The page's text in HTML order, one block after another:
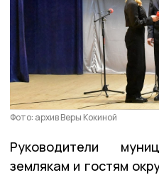
Фото: архив Веры Кокиной
Руководители
землякам и гостям